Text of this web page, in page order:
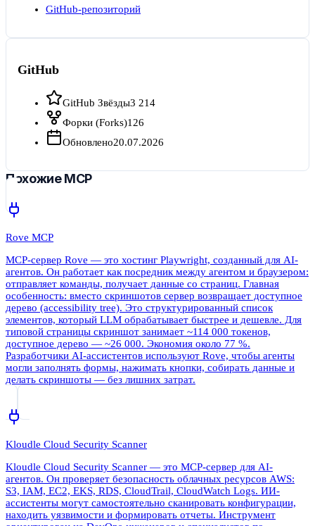
GitHub-репозиторий
GitHub
GitHub Звёзды3 214
Форки (Forks)126
Обновлено20.07.2026
Похожие MCP
Rove MCP
MCP-сервер Rove — это хостинг Playwright, созданный для AI-
агентов. Он работает как посредник между агентом и браузером:
отправляет команды, получает данные со страниц. Главная
особенность: вместо скриншотов сервер возвращает доступное
дерево (accessibility tree). Это структурированный список
элементов, который LLM обрабатывает быстрее и дешевле. Для
типовой страницы скриншот занимает ~114 000 токенов,
доступное дерево — ~26 000. Экономия около 77 %.
Разработчики AI-ассистентов используют Rove, чтобы агенты
могли заполнять формы, нажимать кнопки, собирать данные и
делать скриншоты — без лишних затрат.
Kloudle Cloud Security Scanner
Kloudle Cloud Security Scanner — это MCP-сервер для AI-
агентов. Он проверяет безопасность облачных ресурсов AWS:
S3, IAM, EC2, EKS, RDS, CloudTrail, CloudWatch Logs. ИИ-
ассистенты могут самостоятельно сканировать конфигурации,
находить уязвимости и формировать отчеты. Инструмент